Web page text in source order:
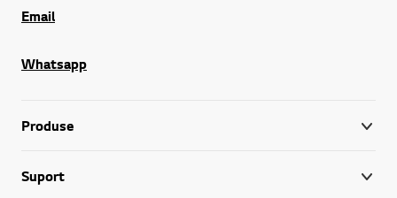
Email
Whatsapp
Produse
Suport